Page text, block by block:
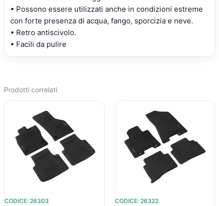
Punto
(10/09>04/12)
(10/09>04/12)
• Possono essere utilizzati anche in condizioni estreme
con forte presenza di acqua, fango, sporcizia e neve.
• Retro antiscivolo.
• Facili da pulire
Prodotti correlati
CODICE: 26303
PREZZO
ORIGINALE
ERA:
€51,85.
È:
€38,23.
CODICE: 26322
PREZZO
ORIGINALE
ERA:
€51,85.
È:
€38,23.